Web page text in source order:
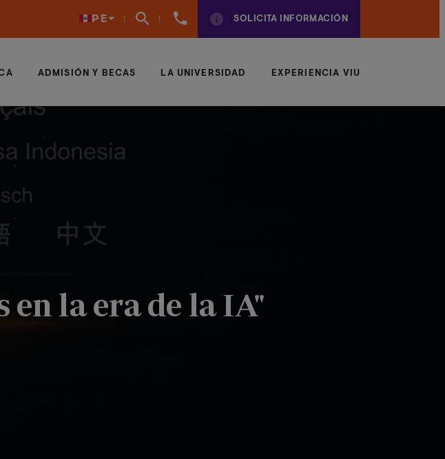
PE
961
SOLICITA INFORMACIÓN
ADMISIÓN Y BECAS LA UNIVERSIDAD EXPERIENCIA VIU
la era de la IA"